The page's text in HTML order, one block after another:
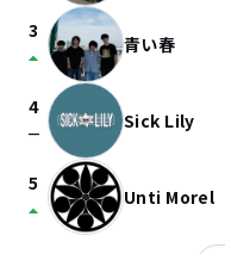
3
arrow_drop_up 青い春
4
check_indeterminate_small Sick Lily
5
arrow_drop_up Unti Morel